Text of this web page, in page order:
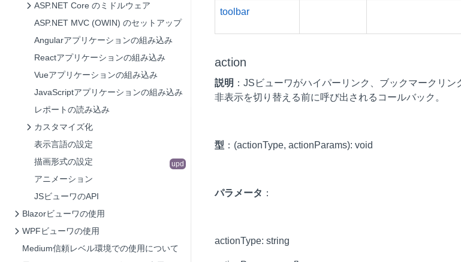
ASP.NET Core のミドルウェア
ASP.NET MVC (OWIN) のセットアップ
Angularアプリケーションの組み込み
Reactアプリケーションの組み込み
Vueアプリケーションの組み込み
JavaScriptアプリケーションの組み込み
レポートの読み込み
カスタマイズ化
表示言語の設定
描画形式の設定
upd
アニメーション
JSビューワのAPI
Blazorビューワの使用
WPFビューワの使用
Medium信頼レベル環境での使用について
toolbar
action
説明 ：JSビューワがハイパーリンク、ブックマークリ
非表示を切り替える前に呼び出されるコールバック。
型 ：(actionType, actionParams): void
パラメータ ：
actionType: string